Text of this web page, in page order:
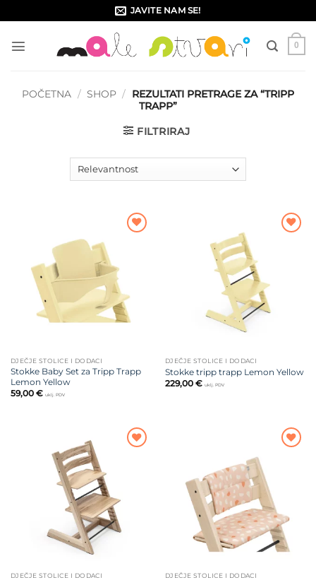
to
content
JAVITE NAM SE!
0
POČETNA / SHOP / REZULTATI PRETRAGE ZA “TRIPP
TRAPP”
FILTRIRAJ
DJEČJE STOLICE I DODACI
Stokke Baby Set za Tripp Trapp
Lemon Yellow
59,00 € uklj. PDV
DJEČJE STOLICE I DODACI
Stokke tripp trapp Lemon Yellow
229,00 € uklj. PDV
DJEČJE STOLICE I DODACI DJEČJE STOLICE I DODACI